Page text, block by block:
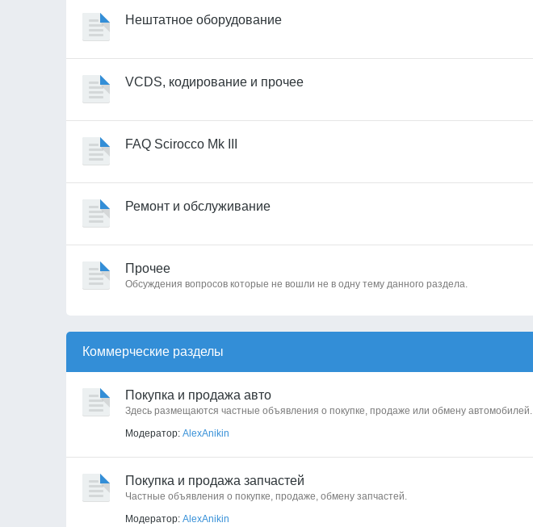
Нештатное оборудование
VCDS, кодирование и прочее
FAQ Scirocco Mk III
Ремонт и обслуживание
Прочее
Обсуждения вопросов которые не вошли не в одну тему данного раздела.
Коммерческие разделы
Покупка и продажа авто
Здесь размещаются частные объявления о покупке, продаже или обмену автомобилей.
Модератор: AlexAnikin
Покупка и продажа запчастей
Частные объявления о покупке, продаже, обмену запчастей.
Модератор: AlexAnikin